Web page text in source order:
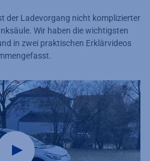
der Ladevorgang nicht komplizierter
Wir haben die wichtigsten
in zwei praktischen Erklärvideos